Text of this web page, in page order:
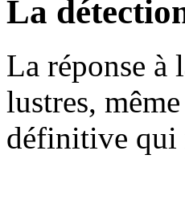
La
La réponse à
lustres,
définitive qui